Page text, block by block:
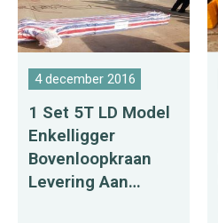
4 december 2016
1 Set 5T LD Model
Enkelligger
Bovenloopkraan
Levering Aan